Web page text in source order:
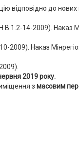
відповідно до
В.1.2-14-2009). Наказ
2009). Наказ
2019 року.
з масовим